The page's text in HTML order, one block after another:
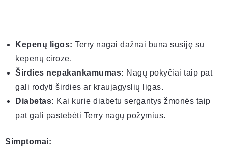
Kepenų ligos: Terry nagai dažnai būna susiję su
kepenų ciroze.
Širdies nepakankamumas: Nagų pokyčiai taip pat
gali rodyti širdies ar kraujagyslių ligas.
Diabetas: Kai kurie diabetu sergantys žmonės taip
pat gali pastebėti Terry nagų požymius.
Simptomai: